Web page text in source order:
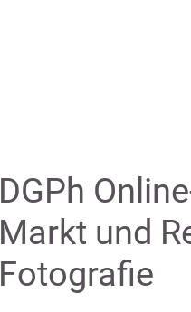
DGPh
Markt und
Fotografie